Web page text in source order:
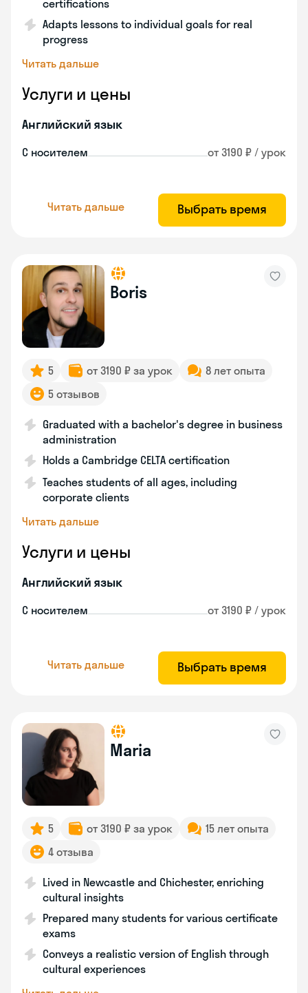
certifications
Adapts lessons to individual goals for real
progress
Читать дальше
Услуги и цены
Английский язык
С носителем от 3190 ₽ / урок
Читать дальше Выбрать время
Boris
5 от 3190 ₽ за урок
8 лет опыта
5 отзывов
Graduated with a bachelor's degree in business
administration
Holds a Cambridge CELTA certification
Teaches students of all ages, including
corporate clients
Читать дальше
Услуги и цены
Английский язык
С носителем от 3190 ₽ / урок
Читать дальше Выбрать время
Maria
5 от 3190 ₽ за урок
15 лет опыта
4 отзыва
Lived in Newcastle and Chichester, enriching
cultural insights
Prepared many students for various certificate
exams
Conveys a realistic version of English through
cultural experiences